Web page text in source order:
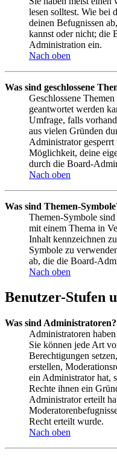
lesen solltest. Wie bei
deinen Befugnissen
kannst oder nicht; die
Administration ein.
Nach oben
Was sind geschlossene
Geschlossene
geantwortet werden
Umfrage, falls
aus vielen Gründen
Administrator
Möglichkeit, deine
durch die Board-
Nach oben
Was sind Themen-
Themen-Symbole
mit einem Thema in
Inhalt kennzeichnen
Symbole zu
ab, die die Board-
Nach oben
Benutzer-Stufen
Was sind Administratoren?
Administratoren
Sie können jede Art
Berechtigungen
erstellen,
ein Administrator hat,
Rechte ihnen ein
Administrator erteilt
Recht erteilt wurde.
Nach oben